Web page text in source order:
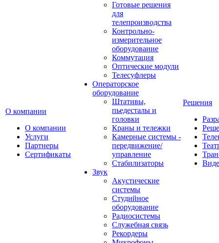
О компании
О компании
Услуги
Партнеры
Сертификаты
Готовые решения
для
телепроизводства
Контрольно-
измерительное
оборудование
Коммутация
Оптические модули
Телесуфлеры
Операторское
оборудование
Штативы,
пьедесталы и
головки
Краны и тележки
Камерные системы -
передвижение/
управление
Стабилизаторы
Звук
Акустические
системы
Студийное
оборудование
Радиосистемы
Служебная связь
Рекордеры
Решения